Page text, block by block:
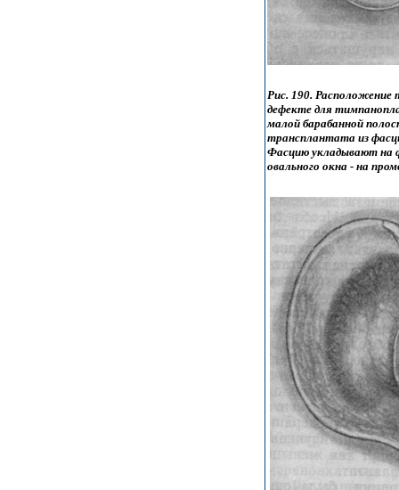
Рис. 190.
дефекте для
малой барабанной
трансплантата из
Фасцию укладывают на
овального окна - на